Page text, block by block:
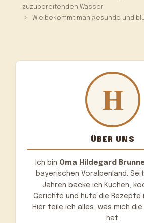
zuzubereitenden Wasser
Wie bekommt man gesunde und
ÜBER UNS
Ich bin Oma Hildegard
bayerischen Voralpenland.
Jahren backe ich Kuchen,
Gerichte und hüte die Rezepte
Hier teile ich alles, was mich
hat.